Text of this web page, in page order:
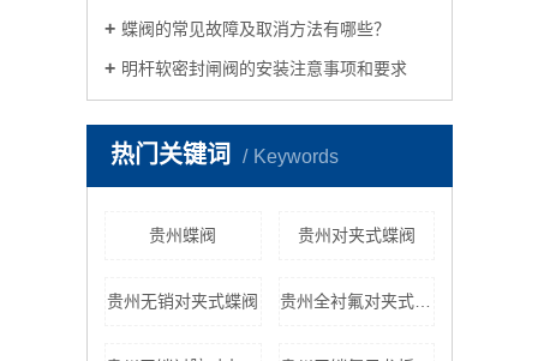
蝶阀的常见故障及取消方法有哪些？
明杆软密封闸阀的安装注意事项和要求
热门关键词 Keywords
贵州蝶阀 贵州对夹式蝶阀
贵州无销对夹式蝶阀 贵州全衬氟对夹式蝶阀